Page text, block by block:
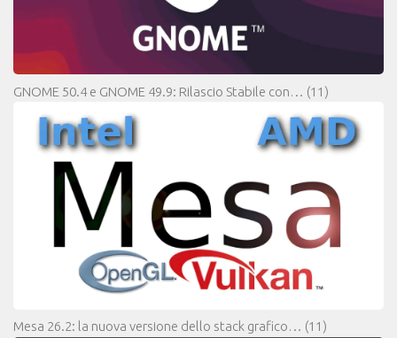
GNOME 50.4 e GNOME 49.9: Rilascio Stabile con… (11)
Mesa 26.2: la nuova versione dello stack grafico… (11)